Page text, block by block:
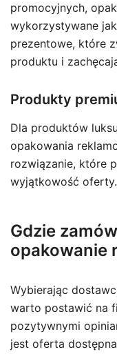
promocyjnych,
wykorzystywane
prezentowe, które
produktu i
Produkty
Dla produktów
opakowania
rozwiązanie, które
wyjątkowość oferty.
Gdzie
opakowanie
Wybierając
warto postawić na
pozytywnymi
jest oferta